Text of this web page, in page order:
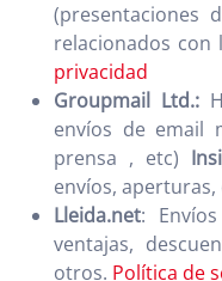
(presentaciones
relacionados con
privacidad
Groupmail Ltd.:
envíos de email
prensa , etc)
envíos, aperturas,
Lleida.net:
ventajas,
otros. Política de